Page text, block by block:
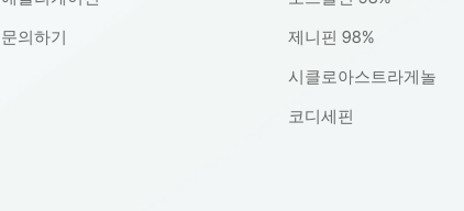
문의하기
제니핀 98%
시클로아스트라게놀
코디세핀